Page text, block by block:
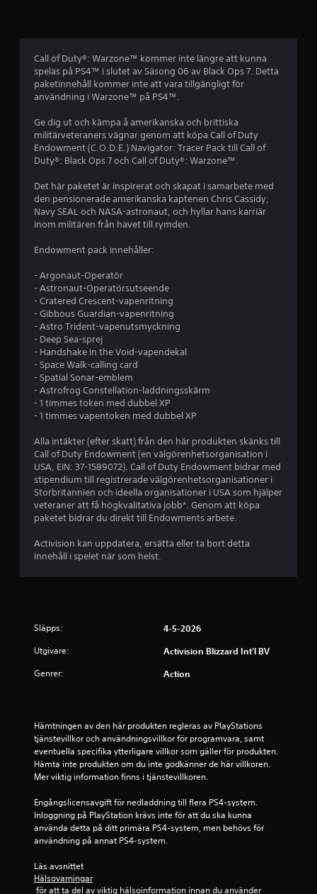
b
y
p
å
r
a
v
m
s
a
t
å
Call of Duty®: Warzone™ kommer inte längre att kunna
spelas på PS4™ i slutet av Säsong 06 av Black Ops 7. Detta
paketinnehåll kommer inte att vara tillgängligt för
användning i Warzone™ på PS4™.
Ge dig ut och kämpa å amerikanska och brittiska
militärveteraners vägnar genom att köpa Call of Duty
Endowment (C.O.D.E.) Navigator: Tracer Pack till Call of
Duty®: Black Ops 7 och Call of Duty®: Warzone™.
Det här paketet är inspirerat och skapat i samarbete med
den pensionerade amerikanska kaptenen Chris Cassidy,
Navy SEAL och NASA-astronaut, och hyllar hans karriär
inom militären från havet till rymden.
Endowment pack innehåller:
- Argonaut-Operatör
- Astronaut-Operatörsutseende
- Cratered Crescent-vapenritning
- Gibbous Guardian-vapenritning
- Astro Trident-vapenutsmyckning
- Deep Sea-sprej
- Handshake in the Void-vapendekal
- Space Walk-calling card
- Spatial Sonar-emblem
- Astrofrog Constellation-laddningsskärm
- 1 timmes token med dubbel XP
- 1 timmes vapentoken med dubbel XP
Alla intäkter (efter skatt) från den här produkten skänks till
Call of Duty Endowment (en välgörenhetsorganisation i
USA, EIN: 37-1589072). Call of Duty Endowment bidrar med
stipendium till registrerade välgörenhetsorganisationer i
Storbritannien och ideella organisationer i USA som hjälper
veteraner att få högkvalitativa jobb*. Genom att köpa
paketet bidrar du direkt till Endowments arbete.
Activision kan uppdatera, ersätta eller ta bort detta
innehåll i spelet när som helst.
Släpps: 4-5-2026
Utgivare: Activision Blizzard Int'l BV
Genrer: Action
Hämtningen av den här produkten regleras av PlayStations
tjänstevillkor och användningsvillkor för programvara, samt
eventuella specifika ytterligare villkor som gäller för produkten.
Hämta inte produkten om du inte godkänner de här villkoren.
Mer viktig information finns i tjänstevillkoren.
Engångslicensavgift för nedladdning till flera PS4-system.
Inloggning på PlayStation krävs inte för att du ska kunna
använda detta på ditt primära PS4-system, men behövs för
användning på annat PS4-system.
Läs avsnittet
Hälsovarningar